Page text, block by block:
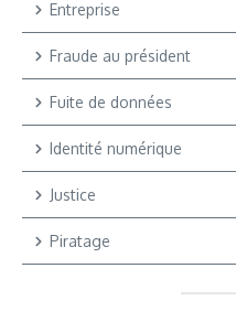
Entreprise
Fraude au président
Fuite de données
Identité numérique
Justice
Piratage